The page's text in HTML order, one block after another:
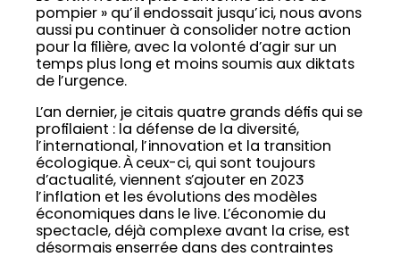
pompier » qu’il endossait jusqu’ici, nous avons
aussi pu continuer à consolider notre action
pour la filière, avec la volonté d’agir sur un
temps plus long et moins soumis aux diktats
de l’urgence.
L’an dernier, je citais quatre grands défis qui se
profilaient : la défense de la diversité,
l’international, l’innovation et la transition
écologique. À ceux-ci, qui sont toujours
d’actualité, viennent s’ajouter en 2023
l’inflation et les évolutions des modèles
économiques dans le live. L’économie du
spectacle, déjà complexe avant la crise, est
désormais enserrée dans des contraintes